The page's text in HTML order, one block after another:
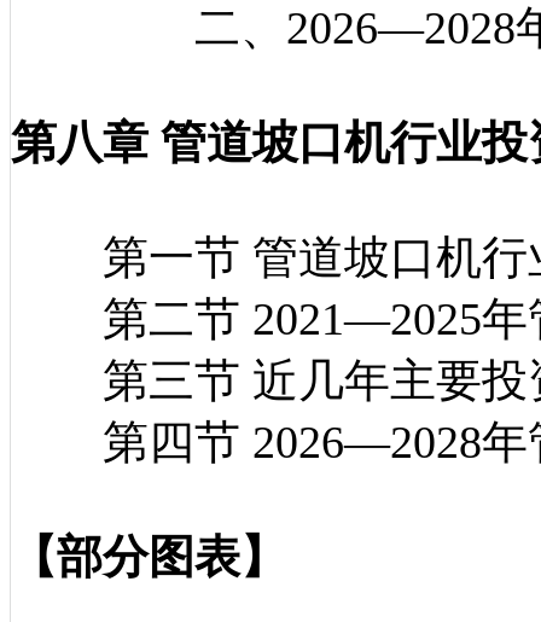
二、2026—2028年管
第八章 管道坡口机行业
第一节 管道坡口机行
第二节 2021—2025年
第三节 近几年主要投
第四节 2026—2028年
【部分图表】